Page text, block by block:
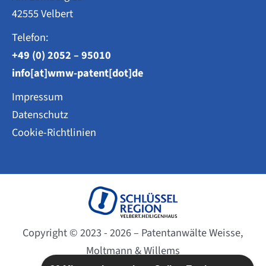
42555 Velbert
Telefon:
+49 (0) 2052 – 95010
info[at]wmw-patent[dot]de
Impressum
Datenschutz
Cookie-Richtlinien
Copyright © 2023 - 2026 – Patentanwälte Weisse,
Moltmann & Willems